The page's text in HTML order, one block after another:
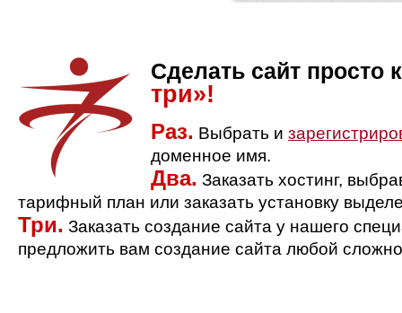
Сделать сайт просто
три»!
Раз. Выбрать и
доменное имя.
Два. Заказать хостинг,
тарифный план или заказать установку
Три. Заказать создание сайта у нашего
предложить вам создание сайта любой